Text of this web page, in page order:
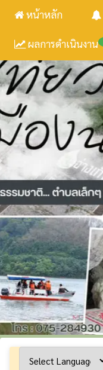
หน้าหลัก
ผลการดำเนินงาน